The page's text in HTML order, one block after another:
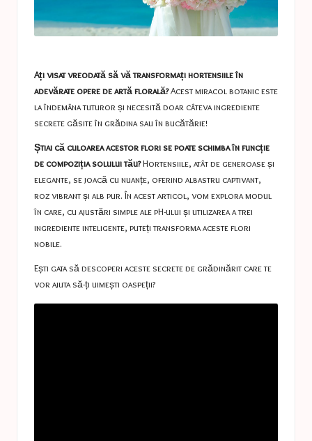
Ați visat vreodată să vă transformați hortensiile în
adevărate opere de artă florală?Acest miracol botanic este
la îndemâna tuturor și necesită doar câteva ingrediente
secrete găsite în grădina sau în bucătărie!
Știai că culoarea acestor flori se poate schimba în funcție
de compoziția solului tău?Hortensiile, atât de generoase și
elegante, se joacă cu nuanțe, oferind albastru captivant,
roz vibrant și alb pur. În acest articol, vom explora modul
în care, cu ajustări simple ale pH-ului și utilizarea a trei
ingrediente inteligente, puteți transforma aceste flori
nobile.
Ești gata să descoperi aceste secrete de grădinărit care te
vor ajuta să-ți uimești oaspeții?